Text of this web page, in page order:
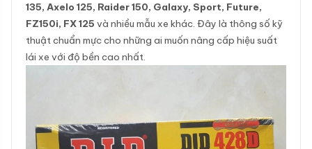
135, Axelo 125, Raider 150, Galaxy, Sport, Future,
FZ150i, FX 125 và nhiều mẫu xe khác. Đây là thông số kỹ
thuật chuẩn mực cho những ai muốn nâng cấp hiệu suất
lái xe với độ bền cao nhất.